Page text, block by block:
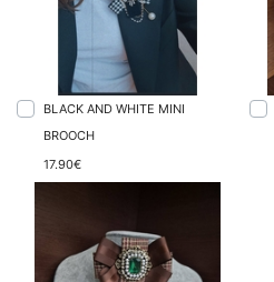
BLACK AND WHITE MINI
BROOCH
17.90€